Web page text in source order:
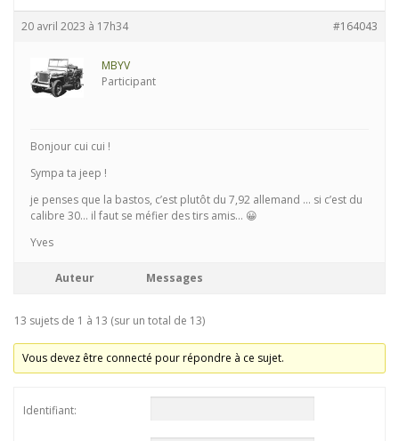
20 avril 2023 à 17h34 #164043
MBYV
Participant
Bonjour cui cui !
Sympa ta jeep !
je penses que la bastos, c’est plutôt du 7,92 allemand … si c’est du
calibre 30… il faut se méfier des tirs amis… 😀
Yves
Auteur Messages
13 sujets de 1 à 13 (sur un total de 13)
Vous devez être connecté pour répondre à ce sujet.
Identifiant: